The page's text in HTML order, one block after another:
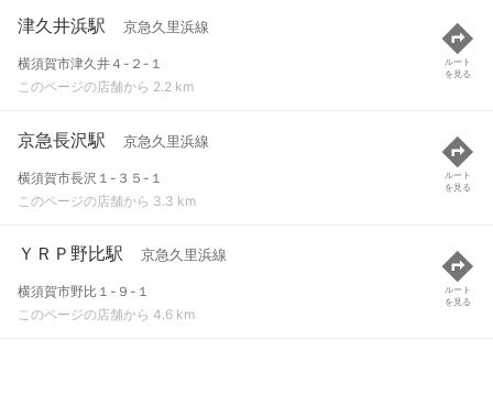
津久井浜駅 京急久里浜線
横須賀市津久井４-２-１
このページの店舗から 2.2 km
ルート
を見る
京急長沢駅 京急久里浜線
横須賀市長沢１-３５-１
このページの店舗から 3.3 km
ルート
を見る
ＹＲＰ野比駅 京急久里浜線
横須賀市野比１-９-１
このページの店舗から 4.6 km
ルート
を見る